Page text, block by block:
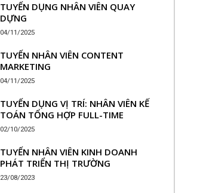
TUYỂN DỤNG NHÂN VIÊN QUAY
DỰNG
04/11/2025
TUYỂN NHÂN VIÊN CONTENT
MARKETING
04/11/2025
TUYỂN DỤNG VỊ TRÍ: NHÂN VIÊN KẾ
TOÁN TỔNG HỢP FULL-TIME
02/10/2025
TUYỂN NHÂN VIÊN KINH DOANH
PHÁT TRIỂN THỊ TRƯỜNG
23/08/2023